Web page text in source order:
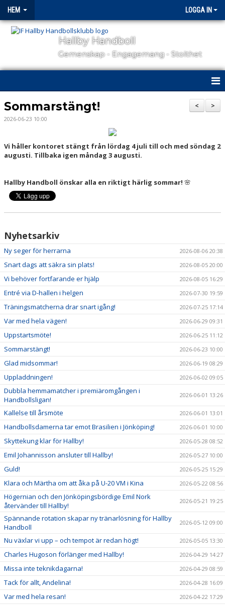
HEM LOGGA IN
Hallby Handboll
Gemenskap - Engagemang - Stolthet
HEM
HALLBY I SAMHÄLLET
GÅ PÅ MATCH
KONTAKT
SAMARBETSPARTNERS
NYHETER
KALENDER
HEMMAVINSTEN
KLUBBSHOP
BILDGALLERI
>
<
Sommarstängt!
2026-06-23 10:00
Vi håller kontoret stängt från lördag 4 juli till och med söndag 2
augusti. Tillbaka igen måndag 3 augusti.
Hallby Handboll önskar alla en riktigt härlig sommar! 🌸
Nyhetsarkiv
Ny seger för herrarna 2026-08-06 20:38
Snart dags att säkra sin plats! 2026-08-05 20:00
Vi behöver fortfarande er hjälp 2026-08-05 16:29
Entré via D-hallen i helgen 2026-07-30 19:59
Träningsmatcherna drar snart igång! 2026-07-25 17:14
Var med hela vägen! 2026-06-29 09:31
Uppstartsmöte! 2026-06-25 11:12
Sommarstängt! 2026-06-23 10:00
Glad midsommar! 2026-06-19 08:29
Uppladdningen! 2026-06-02 09:05
Dubbla hemmamatcher i premiäromgången i
Handbollsligan!
2026-06-01 13:26
Kallelse till årsmöte 2026-06-01 13:01
Handbollsdamerna tar emot Brasilien i Jönköping! 2026-06-01 10:00
Skyttekung klar för Hallby! 2026-05-28 08:52
Emil Johannisson ansluter till Hallby! 2026-05-27 10:00
Guld! 2026-05-25 15:29
Klara och Märtha om att åka på U-20 VM i Kina 2026-05-22 08:56
Högernian och den Jönköpingsbördige Emil Nork
återvänder till Hallby!
2026-05-21 19:25
Spännande rotation skapar ny tränarlösning för Hallby
Handboll
2026-05-12 09:00
Nu växlar vi upp – och tempot är redan högt! 2026-05-05 13:30
Charles Hugoson förlänger med Hallby! 2026-04-29 14:27
Missa inte teknikdagarna! 2026-04-29 08:59
Tack för allt, Andelina! 2026-04-28 16:09
Var med hela resan! 2026-04-22 17:29